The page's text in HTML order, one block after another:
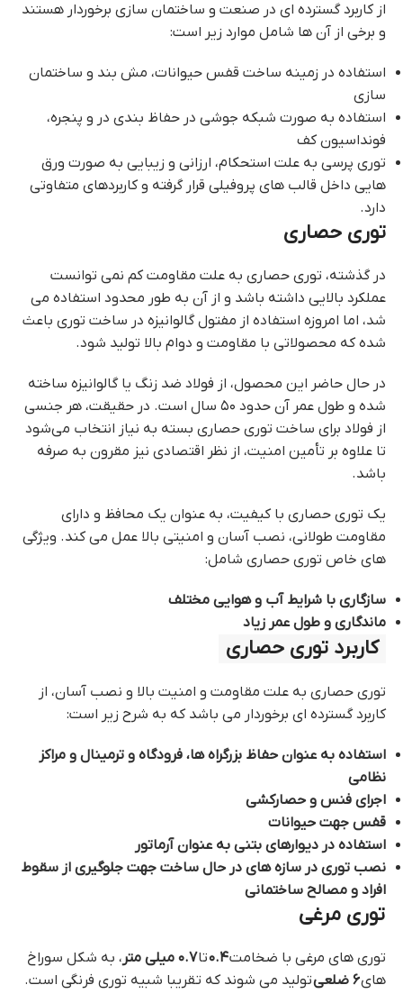
از کاربرد گسترده ای در صنعت و ساختمان سازی برخوردار هستند
و برخی از آن ها شامل موارد زیر است:
استفاده در زمینه ساخت قفس حیوانات، مش بند و ساختمان
سازی
استفاده به صورت شبکه جوشی در حفاظ بندی در و پنجره،
فونداسیون کف
توری پرسی به علت استحکام، ارزانی و زیبایی به صورت ورق
هایی داخل قالب های پروفیلی قرار گرفته و کاربردهای متفاوتی
دارد.
توری حصاری
در گذشته، توری حصاری به علت مقاومت کم نمی توانست
عملکرد بالایی داشته باشد و از آن به طور محدود استفاده می
شد، اما امروزه استفاده از مفتول گالوانیزه در ساخت توری باعث
شده که محصولاتی با مقاومت و دوام بالا تولید شود.
در حال حاضر این محصول، از فولاد ضد زنگ یا گالوانیزه ساخته
شده و طول عمر آن حدود ۵۰ سال است. در حقیقت، هر جنسی
از فولاد برای ساخت توری حصاری بسته به نیاز انتخاب می‌شود
تا علاوه بر تأمین امنیت، از نظر اقتصادی نیز مقرون به صرفه
باشد.
یک توری حصاری با کیفیت، به عنوان یک محافظ و دارای
مقاومت طولانی، نصب آسان و امنیتی بالا ‌عمل می کند. ویژگی
های خاص توری حصاری شامل:
سازگاری با شرایط آب و هوایی مختلف
ماندگاری و طول عمر زیاد
کاربرد توری حصاری
توری حصاری به علت مقاومت و امنیت بالا و نصب آسان، از
کاربرد گسترده ای برخوردار می‌ باشد که به شرح زیر است:
استفاده به عنوان حفاظ بزرگراه ها، فرودگاه و ترمینال و مراکز
نظامی
اجرای فنس و حصارکشی
قفس جهت حیوانات
استفاده در دیوارهای بتنی به عنوان آرماتور
نصب توری در سازه های در حال ساخت جهت جلوگیری از سقوط
افراد و مصالح ساختمانی
توری مرغی
توری های مرغی با ضخامت۰.۴تا۰.۷ میلی متر
، به شکل سوراخ
های۶ ضلعی تولید می شوند که تقریبا شبیه توری فرنگی است.